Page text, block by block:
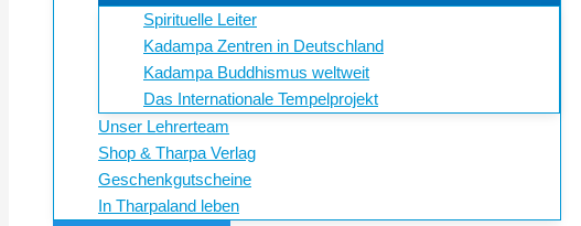
Spirituelle Leiter
Kadampa Zentren in Deutschland
Kadampa Buddhismus weltweit
Das Internationale Tempelprojekt
Unser Lehrerteam
Shop & Tharpa Verlag
Geschenkgutscheine
In Tharpaland leben